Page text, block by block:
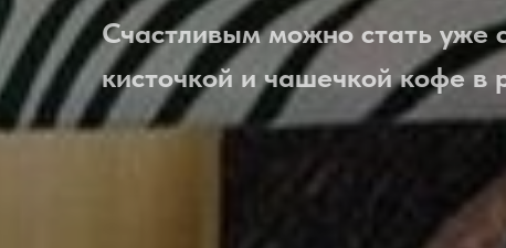
Счастливым можно стать уже
кисточкой и чашечкой кофе в